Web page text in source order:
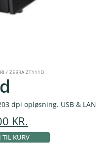
/ ZEBRA ZT111D
dpi opløsning. USB & LAN
KR.
TIL KURV